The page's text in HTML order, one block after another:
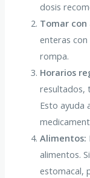
dosis
Tomar con
enteras con
rompa.
Horarios
resultados,
Esto ayuda
Alimentos:
alimentos.
estomacal,